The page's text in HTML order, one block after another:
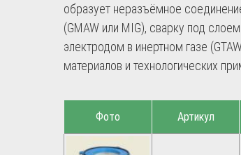
образует неразъёмное
(GMAW или MIG), сварку под
электродом в инертном газе
материалов и технологических
Фото Артикул